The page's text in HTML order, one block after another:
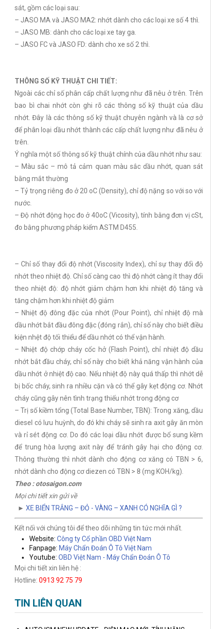
sát, gồm các loại sau:
– JASO MA và JASO MA2: nhớt dành cho các loại xe số 4 thì.
– JASO MB: dành cho các loại xe tay ga.
– JASO FC và JASO FD: dành cho xe số 2 thì.
THÔNG SỐ KỸ THUẬT CHI TIẾT:
Ngoài các chỉ số phân cấp chất lượng như đã nêu ở trên. Trên
bao bì chai nhớt còn ghi rõ các thông số kỹ thuật của dầu
nhớt. Đây là các thông số kỹ thuật chuyên ngành và là cơ sở
để phân loại dầu nhớt thành các cấp chất lượng như đã nêu ở
trên.
Ý nghĩa một số thông số kỹ thuật chính của dầu nhớt như sau:
– Màu sắc – mô tả cảm quan màu sắc dầu nhớt, quan sát
bằng mắt thường
– Tỷ trọng riêng đo ở 20 oC (Density), chỉ độ nặng so với so với
nước.
– Độ nhớt động học đo ở 40oC (Vicosity), tính bằng đơn vị cSt,
đo bằng phương pháp kiểm ASTM D455.
– Chỉ số thay đổi độ nhớt (Viscosity Index), chỉ sự thay đổi độ
nhớt theo nhiệt độ. Chỉ số càng cao thì độ nhớt càng ít thay đổi
theo nhiệt độ: độ nhớt giảm chậm hơn khi nhiệt độ tăng và
tăng chậm hơn khi nhiệt độ giảm
– Nhiệt độ đông đặc của nhớt (Pour Point), chỉ nhiệt độ mà
dầu nhớt bắt đầu đông đặc (đóng rắn), chỉ số này cho biết điều
kiện nhệt độ tối thiểu để dầu nhớt có thể vận hành.
– Nhiệt độ chớp cháy cốc hở (Flash Point), chỉ nhiệt độ dầu
nhớt bắt đầu cháy, chỉ số này cho biết khả năng vận hành của
dầu nhớt ở nhiệt độ cao. Nếu nhiệt độ này quá thấp thì nhớt dễ
bị bốc cháy, sinh ra nhiều cặn và có thể gây kẹt động cơ. Nhớt
cháy cũng gây nên tình trạng thiếu nhớt trong động cơ
– Trị số kiềm tổng (Total Base Number, TBN): Trong xăng, dầu
diesel có lưu huỳnh, do đó khi cháy sẽ sinh ra axit gây ăn mòn
và rỉ sét động cơ. Do đó các loại dầu nhớt được bổ sung kềm
để trung hòa lượng axit này để tránh gây hại cho động cơ.
Thông thường thì nhớt dành cho động cơ xăng có TBN > 6,
nhớt dành cho động cơ diezen có TBN > 8 (mg KOH/kg).
Theo : otosaigon.com
Mọi chi tiết xin gửi về
► XE BIỂN TRẮNG – ĐỎ - VÀNG – XANH CÓ NGHĨA GÌ ?
Kết nối với chúng tôi để theo dõi những tin tức mới nhất.
Website: Công ty Cổ phần OBD Việt Nam
Fanpage: Máy Chẩn Đoán Ô Tô Việt Nam
Youtube: OBD Việt Nam - Máy Chẩn Đoán Ô Tô
Mọi chi tiết xin liên hệ :
Hotline: 0913 92 75 79
TIN LIÊN QUAN